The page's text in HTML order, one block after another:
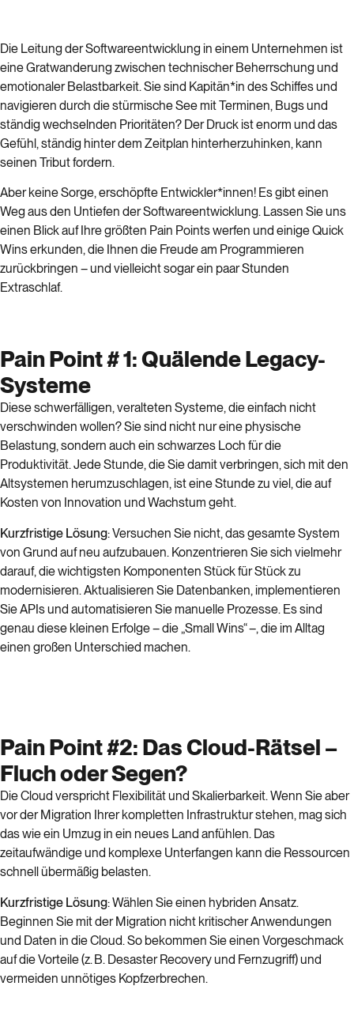
Die Leitung der Softwareentwicklung in einem Unternehmen ist
eine Gratwanderung zwischen technischer Beherrschung und
emotionaler Belastbarkeit. Sie sind Kapitän*in des Schiffes und
navigieren durch die stürmische See mit Terminen, Bugs und
ständig wechselnden Prioritäten? Der Druck ist enorm und das
Gefühl, ständig hinter dem Zeitplan hinterherzuhinken, kann
seinen Tribut fordern.
Aber keine Sorge, erschöpfte Entwickler*innen! Es gibt einen
Weg aus den Untiefen der Softwareentwicklung. Lassen Sie uns
einen Blick auf Ihre größten Pain Points werfen und einige Quick
Wins erkunden, die Ihnen die Freude am Programmieren
zurückbringen – und vielleicht sogar ein paar Stunden
Extraschlaf.
Pain Point # 1: Quälende Legacy-
Systeme
Diese schwerfälligen, veralteten Systeme, die einfach nicht
verschwinden wollen? Sie sind nicht nur eine physische
Belastung, sondern auch ein schwarzes Loch für die
Produktivität. Jede Stunde, die Sie damit verbringen, sich mit den
Altsystemen herumzuschlagen, ist eine Stunde zu viel, die auf
Kosten von Innovation und Wachstum geht.
Kurzfristige Lösung: Versuchen Sie nicht, das gesamte System
von Grund auf neu aufzubauen. Konzentrieren Sie sich vielmehr
darauf, die wichtigsten Komponenten Stück für Stück zu
modernisieren. Aktualisieren Sie Datenbanken, implementieren
Sie APIs und automatisieren Sie manuelle Prozesse. Es sind
genau diese kleinen Erfolge – die „Small Wins“ –, die im Alltag
einen großen Unterschied machen.
Pain Point #2: Das Cloud-Rätsel –
Fluch oder Segen?
Die Cloud verspricht Flexibilität und Skalierbarkeit. Wenn Sie aber
vor der Migration Ihrer kompletten Infrastruktur stehen, mag sich
das wie ein Umzug in ein neues Land anfühlen. Das
zeitaufwändige und komplexe Unterfangen kann die Ressourcen
schnell übermäßig belasten.
Kurzfristige Lösung: Wählen Sie einen hybriden Ansatz.
Beginnen Sie mit der Migration nicht kritischer Anwendungen
und Daten in die Cloud. So bekommen Sie einen Vorgeschmack
auf die Vorteile (z. B. Desaster Recovery und Fernzugriff) und
vermeiden unnötiges Kopfzerbrechen.